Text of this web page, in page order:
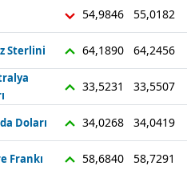
54,9846 55,0182
Sterlini 64,1890 64,2456
33,5231 33,5507
Doları 34,0268 34,0419
Frankı 58,6840 58,7291